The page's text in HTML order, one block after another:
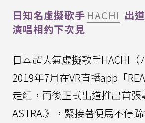
日知名虛擬歌手 HACHI 出
演唱相約下次見
日本超人氣虛擬歌手HACHI（
2019年7月在VR直播app「
走紅，而後正式出道推出首張
ASTRA.》，緊接著便馬不停